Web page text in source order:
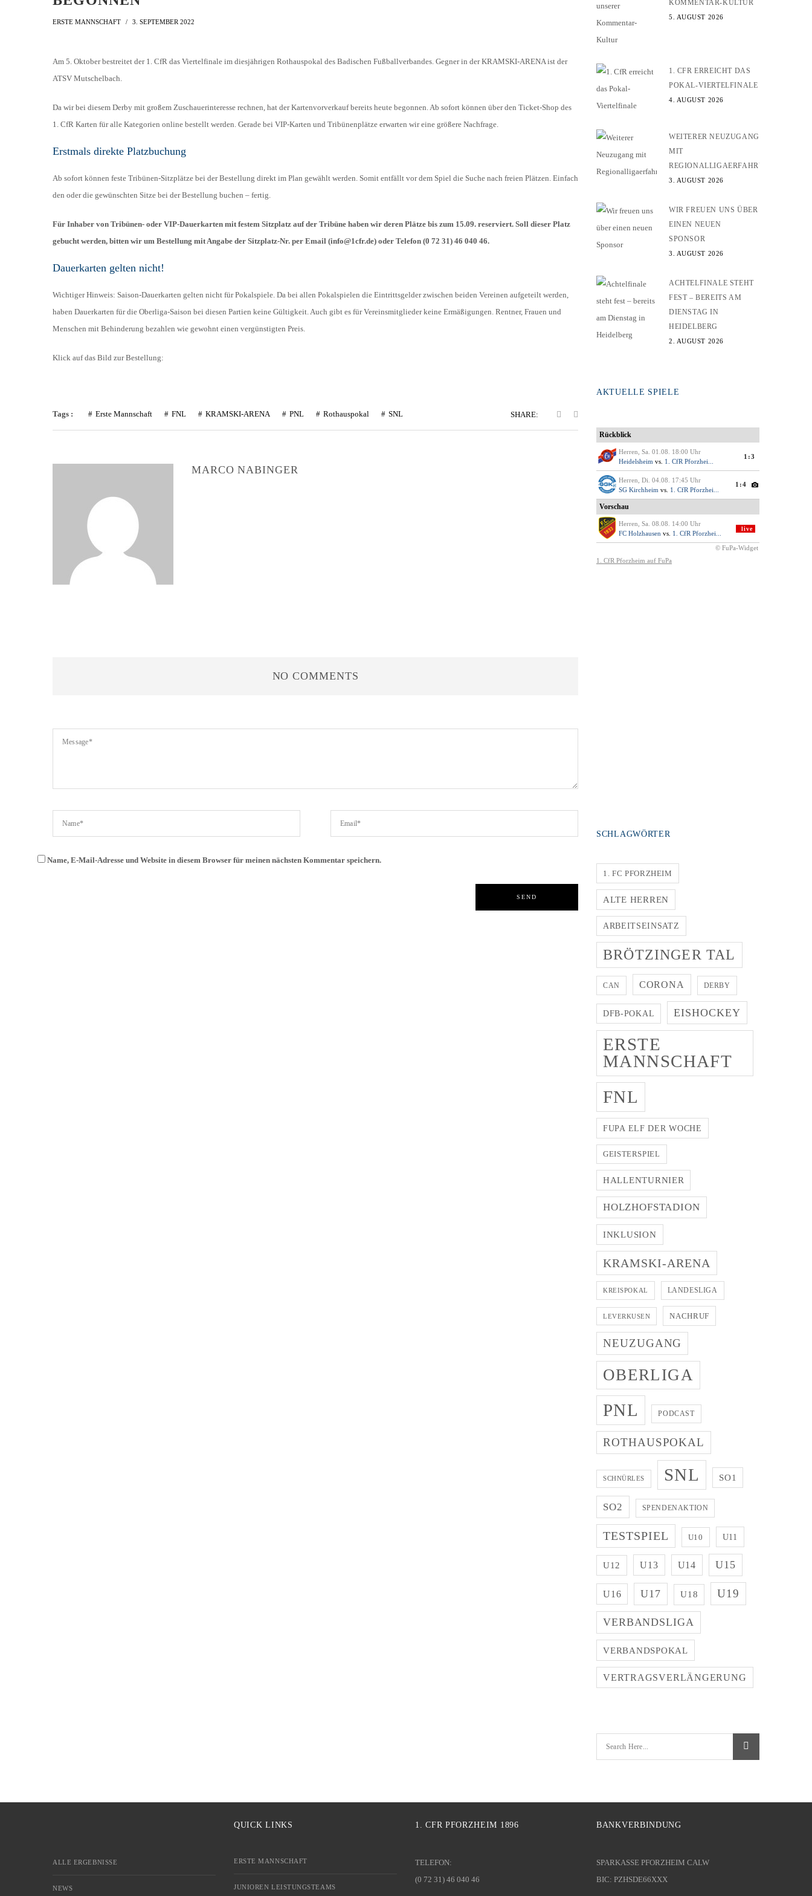
STATISTIK
LIGA – SPIELPLAN
LIGA – ZUSCHAUER
LIGA – FAIRNESSTABELLE
LIGA – WECHSELBÖRSE
U8 / F2
AH-TURNIER
EISHOCKEY
MITGLIEDSCHAFT
ERSTE MANNSCHAFT 3. SEPTEMBER 2022
Am 5. Oktober bestreitet der 1. CfR das Viertelfinale im diesjährigen Rothauspokal des Badischen Fußballverbandes. Gegner in der KRAMSKI-ARENA ist der
ATSV Mutschelbach.
Da wir bei diesem Derby mit großem Zuschauerinteresse rechnen, hat der Kartenvorverkauf bereits heute begonnen. Ab sofort können über den Ticket-Shop des
1. CfR Karten für alle Kategorien online bestellt werden. Gerade bei VIP-Karten und Tribünenplätze erwarten wir eine größere Nachfrage.
Erstmals direkte Platzbuchung
Ab sofort können feste Tribünen-Sitzplätze bei der Bestellung direkt im Plan gewählt werden. Somit entfällt vor dem Spiel die Suche nach freien Plätzen. Einfach
den oder die gewünschten Sitze bei der Bestellung buchen – fertig.
Für Inhaber von Tribünen- oder VIP-Dauerkarten mit festem Sitzplatz auf der Tribüne haben wir deren Plätze bis zum 15.09. reserviert. Soll dieser Platz
gebucht werden, bitten wir um Bestellung mit Angabe der Sitzplatz-Nr. per Email (info@1cfr.de) oder Telefon (0 72 31) 46 040 46.
Dauerkarten gelten nicht!
Wichtiger Hinweis: Saison-Dauerkarten gelten nicht für Pokalspiele. Da bei allen Pokalspielen die Eintrittsgelder zwischen beiden Vereinen aufgeteilt werden,
haben Dauerkarten für die Oberliga-Saison bei diesen Partien keine Gültigkeit. Auch gibt es für Vereinsmitglieder keine Ermäßigungen. Rentner, Frauen und
Menschen mit Behinderung bezahlen wie gewohnt einen vergünstigten Preis.
Klick auf das Bild zur Bestellung:
Tags : Erste Mannschaft FNL KRAMSKI-ARENA PNL Rothauspokal SNL SHARE:
MARCO NABINGER
NO COMMENTS
Name, E-Mail-Adresse und Website in diesem Browser für meinen nächsten Kommentar speichern.
KOMMENTAR-KULTUR
5. AUGUST 2026
1. CFR ERREICHT DAS
POKAL-VIERTELFINALE
4. AUGUST 2026
WEITERER NEUZUGANG
MIT
REGIONALLIGAERFAHRUNG
3. AUGUST 2026
WIR FREUEN UNS ÜBER
EINEN NEUEN
SPONSOR
3. AUGUST 2026
ACHTELFINALE STEHT
FEST – BEREITS AM
DIENSTAG IN
HEIDELBERG
2. AUGUST 2026
AKTUELLE SPIELE
SCHLAGWÖRTER
1. FC PFORZHEIM
ALTE HERREN
ARBEITSEINSATZ
BRÖTZINGER TAL
CAN CORONA DERBY
DFB-POKAL EISHOCKEY
ERSTE
MANNSCHAFT
FNL
FUPA ELF DER WOCHE
GEISTERSPIEL
HALLENTURNIER
HOLZHOFSTADION
INKLUSION
KRAMSKI-ARENA
KREISPOKAL LANDESLIGA
LEVERKUSEN NACHRUF
NEUZUGANG
OBERLIGA
PNL PODCAST
ROTHAUSPOKAL
SCHNÜRLES SNL SO1
SO2 SPENDENAKTION
TESTSPIEL U10 U11
U12 U13 U14 U15
U16 U17 U18 U19
VERBANDSLIGA
VERBANDSPOKAL
VERTRAGSVERLÄNGERUNG
ALLE ERGEBNISSE
NEWS
QUICK LINKS
ERSTE MANNSCHAFT
JUNIOREN LEISTUNGSTEAMS
1. CFR PFORZHEIM 1896
TELEFON:
(0 72 31) 46 040 46
BANKVERBINDUNG
SPARKASSE PFORZHEIM CALW
BIC: PZHSDE66XXX